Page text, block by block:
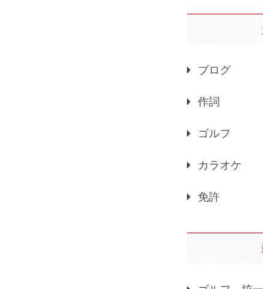
ブログ
作詞
ゴルフ
カラオケ
免許